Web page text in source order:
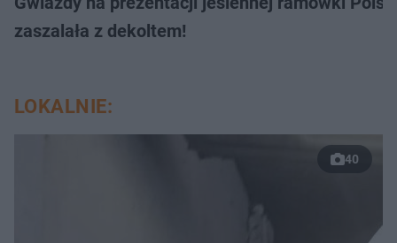
zaszalała z dekoltem!
LOKALNIE:
40